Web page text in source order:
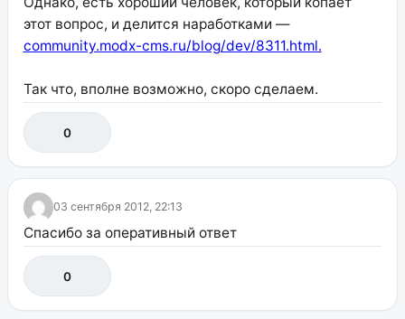
этот вопрос, и делится наработками —
community.modx-cms.ru/blog/dev/8311.html.
Так что, вполне возможно, скоро сделаем.
0
03 сентября 2012, 22:13
Спасибо за оперативный ответ
0